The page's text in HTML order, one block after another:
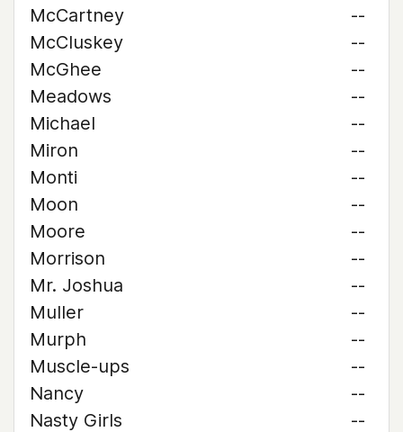
McCartney
--
McCluskey
--
McGhee
--
Meadows
--
Michael
--
Miron
--
Monti
--
Moon
--
Moore
--
Morrison
--
Mr. Joshua
--
Muller
--
Murph
--
Muscle-ups
--
Nancy
--
Nasty Girls
--